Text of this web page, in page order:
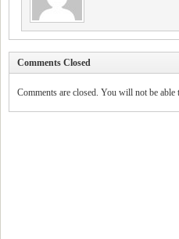
Comments Closed
Comments are closed. You will not be able